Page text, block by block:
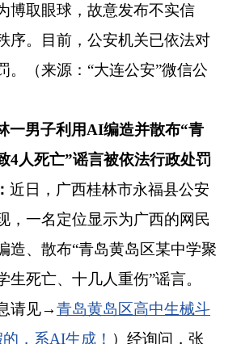
博取眼球，故意发布不实信
序。目前，公安机关已依法对
。（来源：“大连公安”微信公
一男子利用AI编造并散布“青
4人死亡”谣言被依法行政处罚
近日，广西桂林市永福县公安
，一名定位显示为广西的网民
造、散布“青岛黄岛区某中学聚
生死亡、十几人重伤”谣言。
请见→青岛黄岛区高中生械斗
，系AI生成！ ）经询问，张